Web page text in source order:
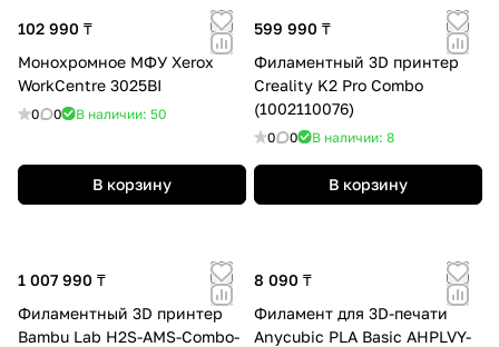
102 990 ₸
Монохромное МФУ Xerox
WorkCentre 3025BI
0 0 В наличии: 50
В корзину
599 990 ₸
Филаментный 3D принтер
Creality K2 Pro Combo
(1002110076)
0 0 В наличии: 8
В корзину
1 007 990 ₸
Филаментный 3D принтер
Bambu Lab H2S-AMS-Combo-
8 090 ₸
Филамент для 3D-печати
Anycubic PLA Basic AHPLVY-